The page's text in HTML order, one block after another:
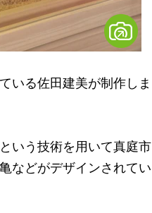
いる佐田建美が制作しま
いう技術を用いて真庭市
などがデザインされてい